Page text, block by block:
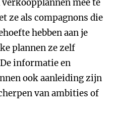
mee te
ze als compagnons die
hebben aan je
plannen ze zelf
informatie en
ook aanleiding zijn
van ambities of